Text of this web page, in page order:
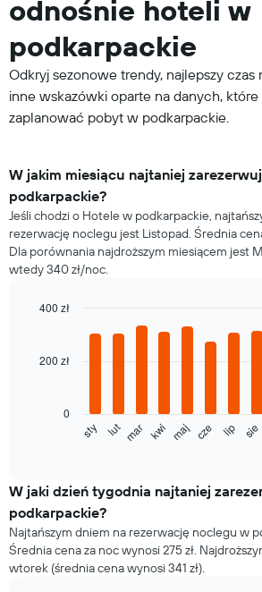
odnośnie hoteli w
podkarpackie
Odkryj sezonowe trendy, najlepszy czas
inne wskazówki oparte na danych,
zaplanować pobyt w podkarpackie.
W jakim miesiącu najtaniej
podkarpackie?
Jeśli chodzi o Hotele w podkarpackie,
rezerwację noclegu jest Listopad. Średnia
Dla porównania najdroższym miesiącem jest
wtedy 340 zł/noc.
with
12
Poniższy
cenę
dla
każdego
miesiąca
Wykres
sty lut mar kwi maj cze lip sie
0
200 zł
400 zł
W jaki dzień tygodnia najtaniej
podkarpackie?
Najtańszym dniem na rezerwację noclegu w
Średnia cena za noc wynosi 275 zł.
wtorek (średnia cena wynosi 341 zł).